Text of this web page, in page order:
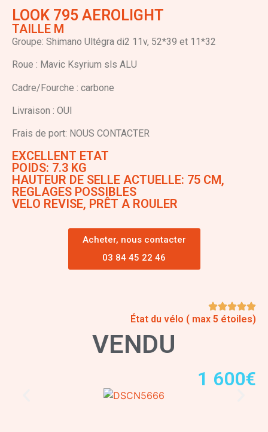
LOOK 795 AEROLIGHT
TAILLE M
Groupe: Shimano Ultégra di2 11v, 52*39 et 11*32
Roue : Mavic Ksyrium sls ALU
Cadre/Fourche : carbone
Livraison : OUI
Frais de port: NOUS CONTACTER
EXCELLENT ETAT
POIDS: 7.3 KG
HAUTEUR DE SELLE ACTUELLE: 75 CM,
REGLAGES POSSIBLES
VELO REVISE, PRÊT A ROULER
Acheter, nous contacter
03 84 45 22 46
État du vélo ( max 5 étoiles)
VENDU
1 600€